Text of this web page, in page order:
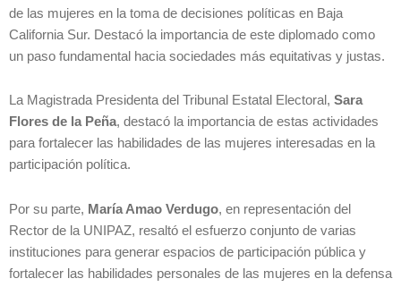
de las mujeres en la toma de decisiones políticas en Baja
California Sur. Destacó la importancia de este diplomado como
un paso fundamental hacia sociedades más equitativas y justas.
La Magistrada Presidenta del Tribunal Estatal Electoral, Sara
Flores de la Peña, destacó la importancia de estas actividades
para fortalecer las habilidades de las mujeres interesadas en la
participación política.
Por su parte, María Amao Verdugo, en representación del
Rector de la UNIPAZ, resaltó el esfuerzo conjunto de varias
instituciones para generar espacios de participación pública y
fortalecer las habilidades personales de las mujeres en la defensa